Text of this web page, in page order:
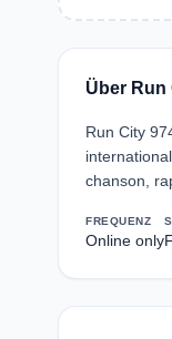
Über Run
Run City
chanson,
FREQUENZ
Online only